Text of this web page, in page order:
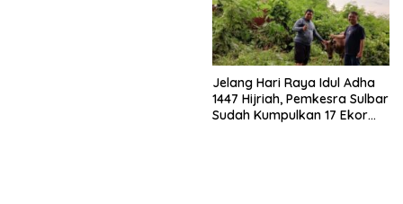
Jelang Hari Raya Idul Adha
1447 Hijriah, Pemkesra Sulbar
Sudah Kumpulkan 17 Ekor